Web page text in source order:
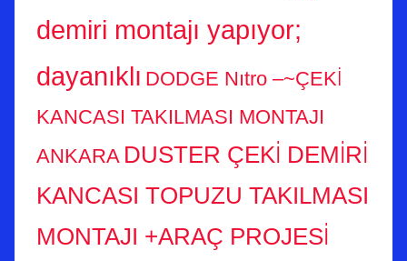
demiri montajı yapıyor;
dayanıklı DODGE Nıtro –~ÇEKİ
KANCASI TAKILMASI MONTAJI
ANKARA DUSTER ÇEKİ DEMİRİ
KANCASI TOPUZU TAKILMASI
MONTAJI +ARAÇ PROJESİ